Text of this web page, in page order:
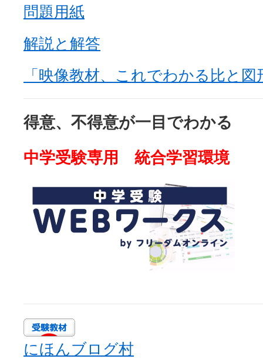
問題用紙
解説と解答
「映像教材、これでわかる比と
得意、不得意が一目でわかる
中学受験専用 統合学習環境
にほんブログ村